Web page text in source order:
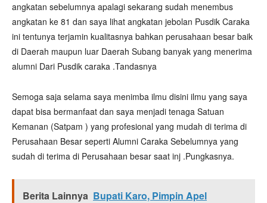
angkatan sebelumnya apalagi sekarang sudah menembus
angkatan ke 81 dan saya lihat angkatan jebolan Pusdik Caraka
ini tentunya terjamin kualitasnya bahkan perusahaan besar baik
di Daerah maupun luar Daerah Subang banyak yang menerima
alumni Dari Pusdik caraka .Tandasnya
Semoga saja selama saya menimba ilmu disini ilmu yang saya
dapat bisa bermanfaat dan saya menjadi tenaga Satuan
Kemanan (Satpam ) yang profesional yang mudah di terima di
Perusahaan Besar seperti Alumni Caraka Sebelumnya yang
sudah di terima di Perusahaan besar saat inj .Pungkasnya.
Berita Lainnya Bupati Karo, Pimpin Apel